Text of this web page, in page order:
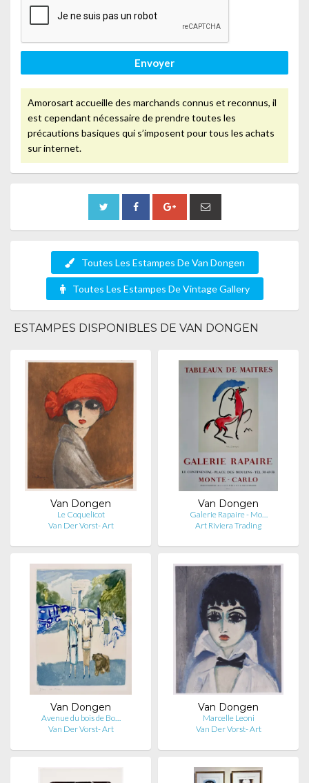
Envoyer
Amorosart accueille des marchands connus et reconnus, il
est cependant nécessaire de prendre toutes les
précautions basiques qui s’imposent pour tous les achats
sur internet.
Toutes Les Estampes De Van Dongen
Toutes Les Estampes De Vintage Gallery
ESTAMPES DISPONIBLES DE VAN DONGEN
Van Dongen
Le Coquelicot
Van Der Vorst- Art
Van Dongen
Galerie Rapaire - Mo…
Art Riviera Trading
Van Dongen
Avenue du bois de Bo…
Van Der Vorst- Art
Van Dongen
Marcelle Leoni
Van Der Vorst- Art